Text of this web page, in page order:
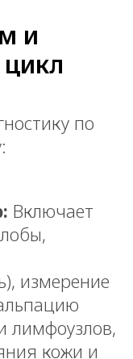
и
по
Включает
измерение
лимфоузлов,
кожи и